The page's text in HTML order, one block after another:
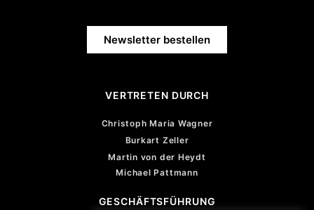
Newsletter bestellen
VERTRETEN DURCH
Christoph Maria Wagner
Burkart Zeller
Martin von der Heydt
Michael Pattmann
GESCHÄFTSFÜHRUNG